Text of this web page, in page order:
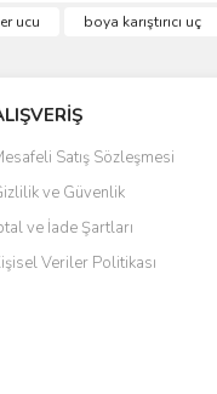
daha pahalı.
olmalı.
ucu
boya karıştırıcı uç
Satış Sözleşmesi
ve Güvenlik
ve İade Şartları
Veriler Politikası